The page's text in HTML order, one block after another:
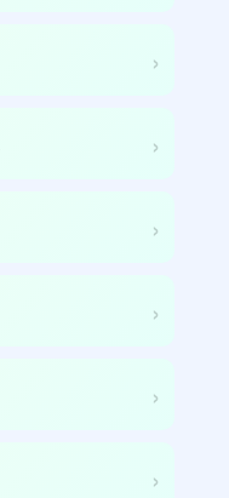
›
›
›
›
›
›